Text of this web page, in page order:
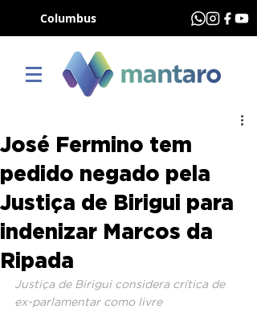
Columbus
José Fermino tem
pedido negado pela
Justiça de Birigui para
indenizar Marcos da
Ripada
Justiça de Birigui considera crítica de
ex-parlamentar como livre